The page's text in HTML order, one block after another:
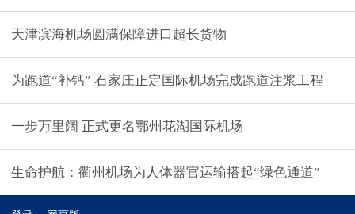
天津滨海机场圆满保障进口超长货物
为跑道“补钙” 石家庄正定国际机场完成跑道注浆工程
一步万里阔 正式更名鄂州花湖国际机场
生命护航：衢州机场为人体器官运输搭起“绿色通道”